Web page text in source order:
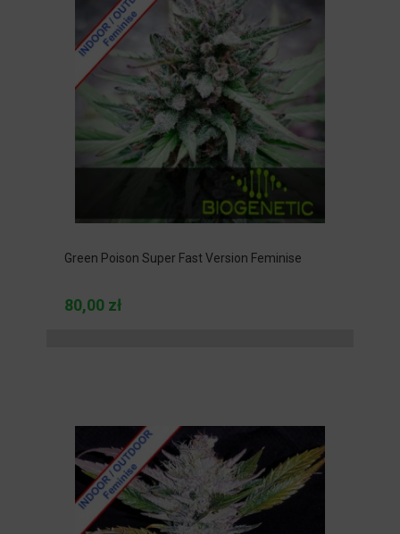
Green Poison Super Fast Version Feminise
80,00 zł